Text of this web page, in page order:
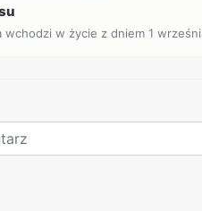
wchodzi w życie z dniem 1